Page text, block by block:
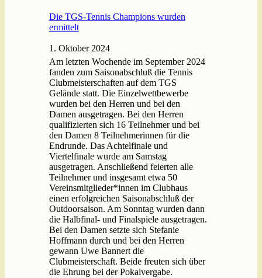
Die TGS-Tennis Champions wurden
ermittelt
1. Oktober 2024
Am letzten Wochende im September 2024
fanden zum Saisonabschluß die Tennis
Clubmeisterschaften auf dem TGS
Gelände statt. Die Einzelwettbewerbe
wurden bei den Herren und bei den
Damen ausgetragen. Bei den Herren
qualifizierten sich 16 Teilnehmer und bei
den Damen 8 Teilnehmerinnen für die
Endrunde. Das Achtelfinale und
Viertelfinale wurde am Samstag
ausgetragen. Anschließend feierten alle
Teilnehmer und insgesamt etwa 50
Vereinsmitglieder*innen im Clubhaus
einen erfolgreichen Saisonabschluß der
Outdoorsaison. Am Sonntag wurden dann
die Halbfinal- und Finalspiele ausgetragen.
Bei den Damen setzte sich Stefanie
Hoffmann durch und bei den Herren
gewann Uwe Bannert die
Clubmeisterschaft. Beide freuten sich über
die Ehrung bei der Pokalvergabe.